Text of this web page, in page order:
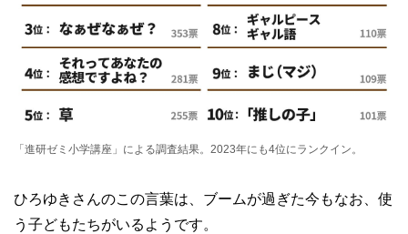
「進研ゼミ小学講座」による調査結果。2023年にも4位にランクイン。
ひろゆきさんのこの言葉は、ブームが過ぎた今もなお、使
う子どもたちがいるようです。